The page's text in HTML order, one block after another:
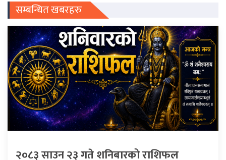
सम्बन्धित खबरहरु
२०८३ साउन २३ गते शनिबारको राशिफल